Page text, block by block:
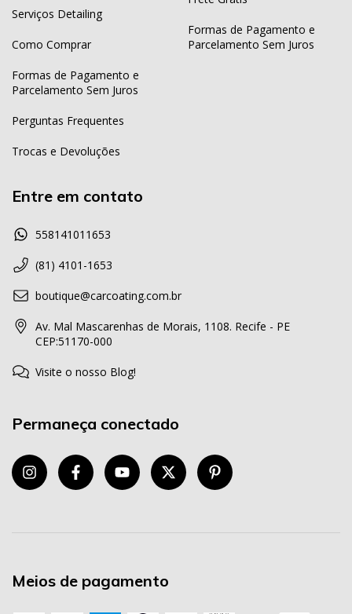
Serviços Detailing
Como Comprar
Formas de Pagamento e
Parcelamento Sem Juros
Perguntas Frequentes
Trocas e Devoluções
Formas de Pagamento e
Parcelamento Sem Juros
Entre em contato
558141011653
(81) 4101-1653
boutique@carcoating.com.br
Av. Mal Mascarenhas de Morais, 1108. Recife - PE
CEP:51170-000
Visite o nosso Blog!
Permaneça conectado
Meios de pagamento